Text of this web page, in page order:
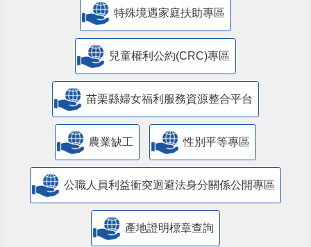
特殊境遇家庭扶助專區
兒童權利公約(CRC)專區
苗栗縣婦女福利服務資源整合平台
農業缺工 性別平等專區
公職人員利益衝突迴避法身分關係公開專區
產地證明標章查詢